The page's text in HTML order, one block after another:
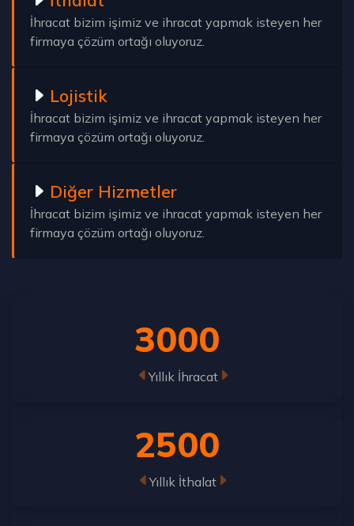
İhracat bizim işimiz ve ihracat yapmak isteyen her
firmaya çözüm ortağı oluyoruz.
Lojistik
İhracat bizim işimiz ve ihracat yapmak isteyen her
firmaya çözüm ortağı oluyoruz.
Diğer Hizmetler
İhracat bizim işimiz ve ihracat yapmak isteyen her
firmaya çözüm ortağı oluyoruz.
3000
Yıllık İhracat
2500
Yıllık İthalat